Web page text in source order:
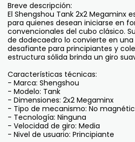
Breve descripción:
El Shengshou Tank 2x2 Megaminx
para quienes desean iniciarse en
convencionales del cubo clásico.
de dodecaedro lo convierte en
desafiante para principiantes y
estructura sólida brinda un giro
Características técnicas:
- Marca: Shengshou
- Modelo: Tank
- Dimensiones: 2x2 Megaminx
- Tipo de mecanismo: No
- Tecnología: Ninguna
- Velocidad de giro: Media
- Nivel de usuario: Principiante